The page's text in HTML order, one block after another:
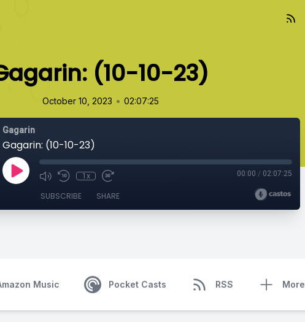
(10-10-23)
October 10, 2023 • 02:07:25
Gagarin
Gagarin: (10-10-23)
1x 00:00 / 02:07:25
SUBSCRIBE SHARE
Music Pocket Casts RSS More